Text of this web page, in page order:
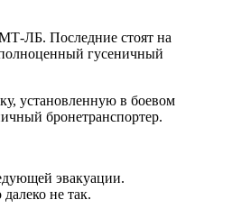
ЛБ. Последние стоят на
гусеничный
установленную в боевом
бронетранспортер.
эвакуации.
не так.